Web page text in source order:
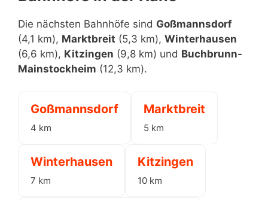
Die nächsten Bahnhöfe sind Goßmannsdorf
(4,1 km), Marktbreit (5,3 km), Winterhausen
(6,6 km), Kitzingen (9,8 km) und Buchbrunn-
Mainstockheim (12,3 km).
Goßmannsdorf
4 km
Marktbreit
5 km
Winterhausen
7 km
Kitzingen
10 km